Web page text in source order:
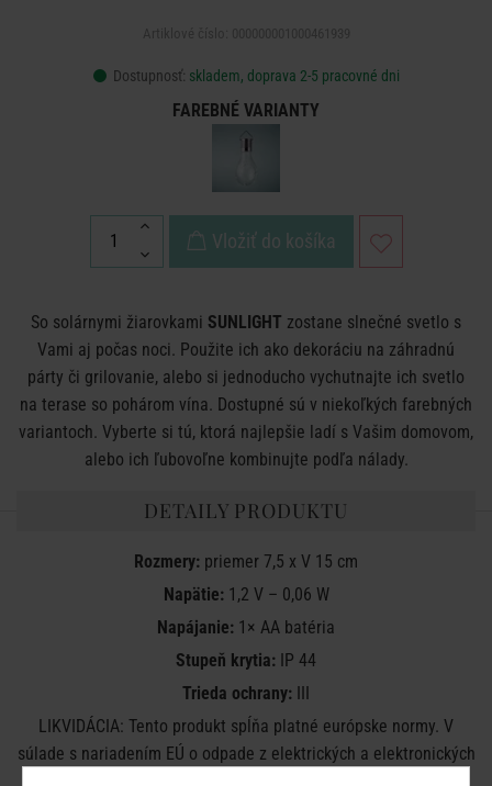
Dostupnosť: skladem, doprava 2-5 pracovné dni
FAREBNÉ VARIANTY
Vložiť do košíka
So solárnymi žiarovkami SUNLIGHT zostane slnečné svetlo s
Vami aj počas noci. Použite ich ako dekoráciu na záhradnú
párty či grilovanie, alebo si jednoducho vychutnajte ich svetlo
na terase so pohárom vína. Dostupné sú v niekoľkých farebných
variantoch. Vyberte si tú, ktorá najlepšie ladí s Vašim domovom,
alebo ich ľubovoľne kombinujte podľa nálady.
DETAILY PRODUKTU
Rozmery: priemer 7,5 x V 15 cm
Napätie: 1,2 V – 0,06 W
Napájanie: 1× AA batéria
Stupeň krytia: IP 44
Trieda ochrany: III
LIKVIDÁCIA: Tento produkt spĺňa platné európske normy. V
súlade s nariadením EÚ o odpade z elektrických a elektronických